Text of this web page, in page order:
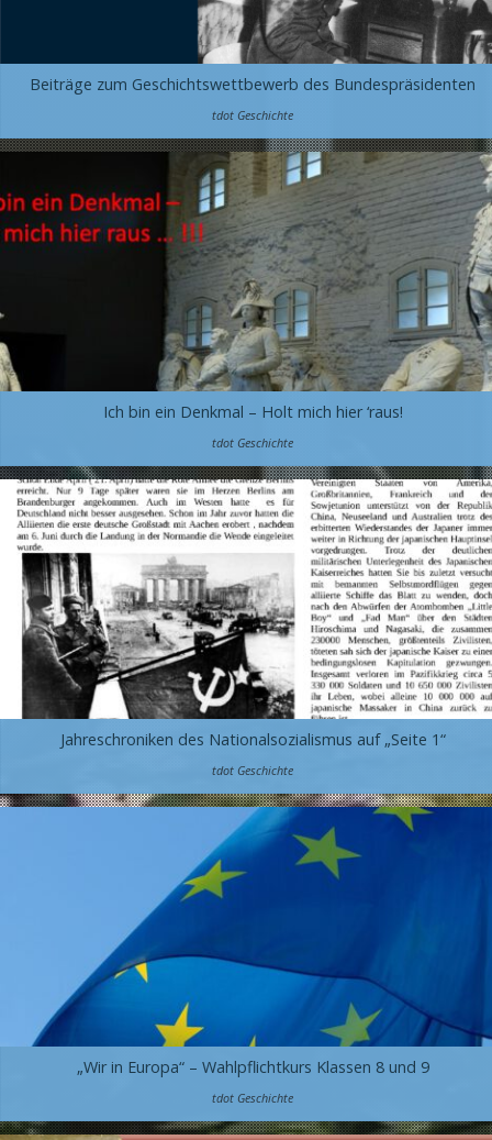
Beiträge zum Geschichtswettbewerb des Bundespräsidenten
tdot Geschichte
Ich bin ein Denkmal – Holt mich hier ‘raus!
tdot Geschichte
Jahreschroniken des Nationalsozialismus auf „Seite 1“
tdot Geschichte
„Wir in Europa“ – Wahlpflichtkurs Klassen 8 und 9
tdot Geschichte